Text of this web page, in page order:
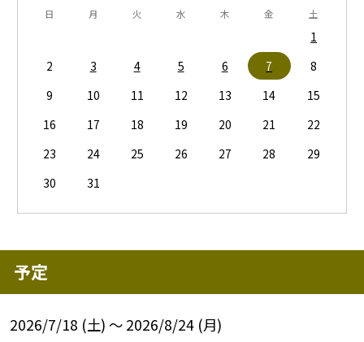
日 月 火 水 木 金 土
1
2
3 4 5 6 7
8
9
10 11 12 13 14
15
16
17 18 19 20 21
22
23
24 25 26 27 28
29
30
31
予定
2026/7/18 (土) ～ 2026/8/24 (月)